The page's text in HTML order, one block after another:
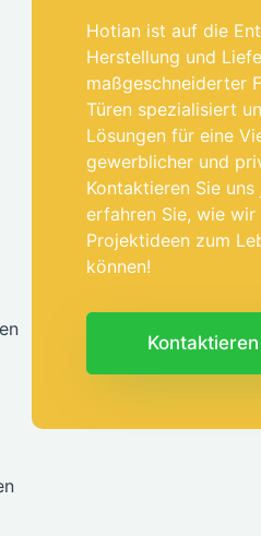
Hotian ist auf die
Herstellung und
maßgeschneiderter
Türen spezialisiert
Lösungen für eine
gewerblicher und
Kontaktieren Sie
erfahren Sie, wie wir
Projektideen zum
können!